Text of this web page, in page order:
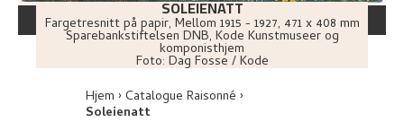
SOLEIENATT
Fargetresnitt på papir, Mellom 1915 - 1927, 471 x 408 mm
Sparebankstiftelsen DNB, Kode Kunstmuseer og
komponisthjem
Foto: Dag Fosse / Kode
Hjem Catalogue Raisonné
Soleienatt